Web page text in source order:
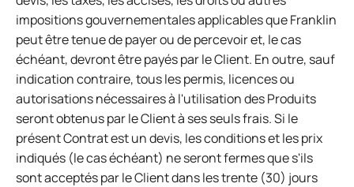
impositions gouvernementales applicables que Franklin
peut être tenue de payer ou de percevoir et, le cas
échéant, devront être payés par le Client. En outre, sauf
indication contraire, tous les permis, licences ou
autorisations nécessaires à l'utilisation des Produits
seront obtenus par le Client à ses seuls frais. Si le
présent Contrat est un devis, les conditions et les prix
indiqués (le cas échéant) ne seront fermes que s'ils
sont acceptés par le Client dans les trente (30) jours